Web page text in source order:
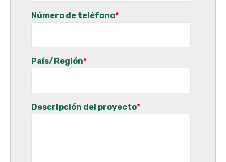
Número de teléfono*
País/Región*
Descripción del proyecto*